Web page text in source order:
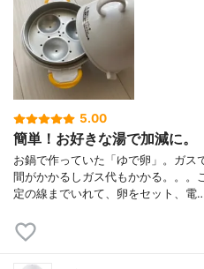
5.00
簡単！お好きな湯で加減に。
お鍋で作っていた「ゆで卵」。ガス
間がかかるしガス代もかかる。。。
定の線までいれて、卵をセット、電